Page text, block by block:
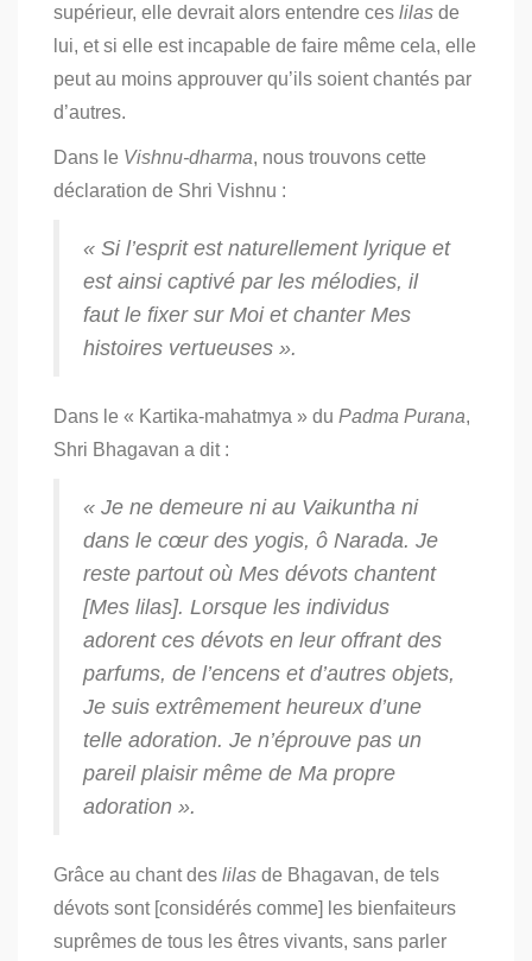
supérieur, elle devrait alors entendre ces lilas de
lui, et si elle est incapable de faire même cela, elle
peut au moins approuver qu’ils soient chantés par
d’autres.
Dans le Vishnu-dharma, nous trouvons cette
déclaration de Shri Vishnu :
« Si l’esprit est naturellement lyrique et
est ainsi captivé par les mélodies, il
faut le fixer sur Moi et chanter Mes
histoires vertueuses ».
Dans le « Kartika-mahatmya » du Padma Purana,
Shri Bhagavan a dit :
« Je ne demeure ni au Vaikuntha ni
dans le cœur des yogis, ô Narada. Je
reste partout où Mes dévots chantent
[Mes lilas]. Lorsque les individus
adorent ces dévots en leur offrant des
parfums, de l’encens et d’autres objets,
Je suis extrêmement heureux d’une
telle adoration. Je n’éprouve pas un
pareil plaisir même de Ma propre
adoration ».
Grâce au chant des lilas de Bhagavan, de tels
dévots sont [considérés comme] les bienfaiteurs
suprêmes de tous les êtres vivants, sans parler